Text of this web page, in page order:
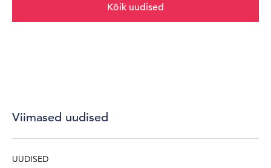
Kõik uudised
Viimased uudised
UUDISED